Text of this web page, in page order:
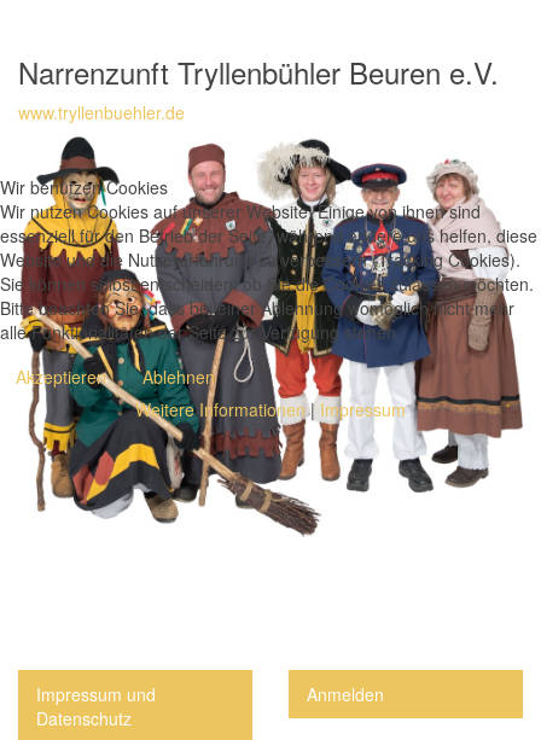
Narrenzunft Tryllenbühler Beuren e.V.
www.tryllenbuehler.de
Impressum und
Datenschutz
Anmelden
Wir benutzen Cookies
Wir nutzen Cookies auf unserer Website. Einige von ihnen sind
essenziell für den Betrieb der Seite, während andere uns helfen, diese
Website und die Nutzererfahrung zu verbessern (Tracking Cookies).
Sie können selbst entscheiden, ob Sie die Cookies zulassen möchten.
Bitte beachten Sie, dass bei einer Ablehnung womöglich nicht mehr
alle Funktionalitäten der Seite zur Verfügung stehen.
Akzeptieren
Ablehnen
Weitere Informationen| Impressum